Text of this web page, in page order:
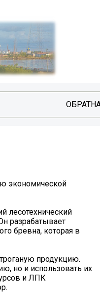
экономической
лесотехнический
разрабатывает
бревна, которая в
продукцию.
но и использовать их
и ЛПК